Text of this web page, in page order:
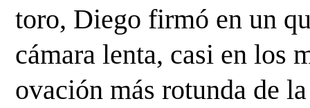
toro, Diego firmó en un
cámara lenta, casi en los
ovación más rotunda de